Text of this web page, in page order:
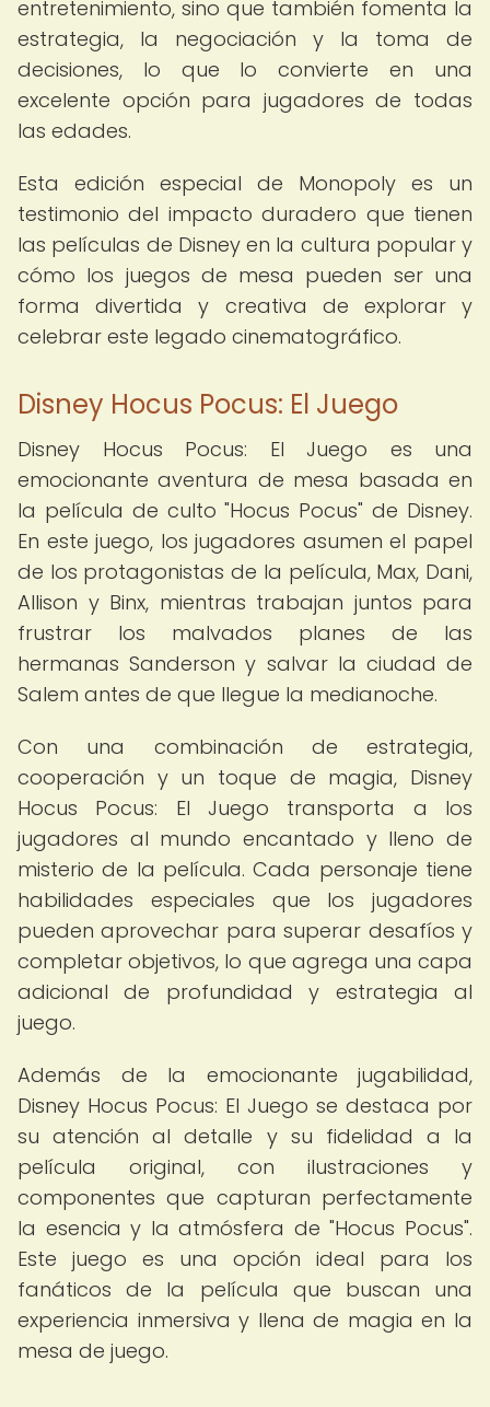
entretenimiento, sino que también fomenta la
estrategia, la negociación y la toma de
decisiones, lo que lo convierte en una
excelente opción para jugadores de todas
las edades.
Esta edición especial de Monopoly es un
testimonio del impacto duradero que tienen
las películas de Disney en la cultura popular y
cómo los juegos de mesa pueden ser una
forma divertida y creativa de explorar y
celebrar este legado cinematográfico.
Disney Hocus Pocus: El Juego
Disney Hocus Pocus: El Juego es una
emocionante aventura de mesa basada en
la película de culto "Hocus Pocus" de Disney.
En este juego, los jugadores asumen el papel
de los protagonistas de la película, Max, Dani,
Allison y Binx, mientras trabajan juntos para
frustrar los malvados planes de las
hermanas Sanderson y salvar la ciudad de
Salem antes de que llegue la medianoche.
Con una combinación de estrategia,
cooperación y un toque de magia, Disney
Hocus Pocus: El Juego transporta a los
jugadores al mundo encantado y lleno de
misterio de la película. Cada personaje tiene
habilidades especiales que los jugadores
pueden aprovechar para superar desafíos y
completar objetivos, lo que agrega una capa
adicional de profundidad y estrategia al
juego.
Además de la emocionante jugabilidad,
Disney Hocus Pocus: El Juego se destaca por
su atención al detalle y su fidelidad a la
película original, con ilustraciones y
componentes que capturan perfectamente
la esencia y la atmósfera de "Hocus Pocus".
Este juego es una opción ideal para los
fanáticos de la película que buscan una
experiencia inmersiva y llena de magia en la
mesa de juego.